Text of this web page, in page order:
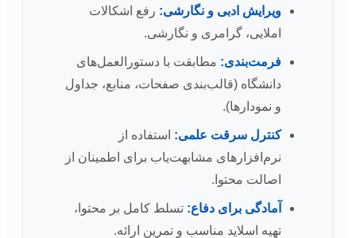
ویرایش ادبی و نگارشی: رفع اشکالات
املایی، گرامری و نگارشی.
فرمت‌بندی: مطابقت با دستورالعمل‌های
دانشگاه (قالب‌بندی صفحات، منابع، جداول
و نمودارها).
کنترل سرقت علمی: استفاده از
نرم‌افزارهای مشابهت‌یاب برای اطمینان از
اصالت محتوا.
آمادگی برای دفاع: تسلط کامل بر محتوا،
تهیه اسلاید مناسب و تمرین ارائه.